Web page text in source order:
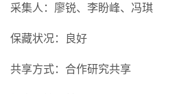
采集人：廖锐、李盼峰、冯琪
保藏状况：良好
共享方式：合作研究共享